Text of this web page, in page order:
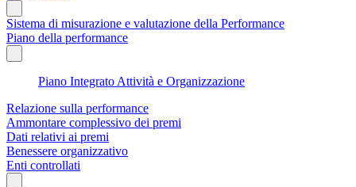
Sistema di misurazione e valutazione della Performance
Piano della performance
Piano Integrato Attività e Organizzazione
Relazione sulla performance
Ammontare complessivo dei premi
Dati relativi ai premi
Benessere organizzativo
Enti controllati